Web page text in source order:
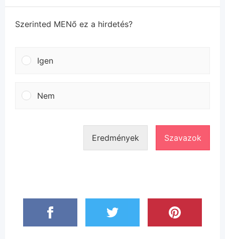
Szerinted MENő ez a hirdetés?
Igen
Nem
Eredmények Szavazok